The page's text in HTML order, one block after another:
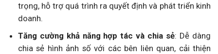
trọng, hỗ trợ quá trình ra quyết định và phát triển kinh
doanh.
Tăng cường khả năng hợp tác và chia sẻ: Dễ dàng
chia sẻ hình ảnh số với các bên liên quan, cải thiện